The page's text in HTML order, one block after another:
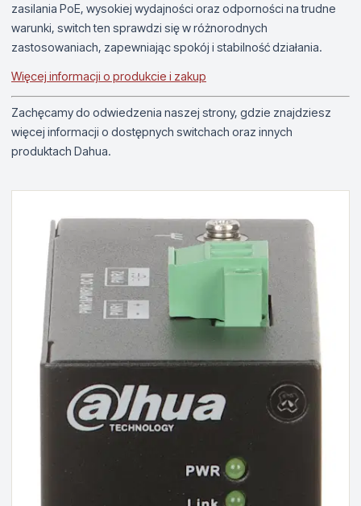
zasilania PoE, wysokiej wydajności oraz odporności na trudne
warunki, switch ten sprawdzi się w różnorodnych
zastosowaniach, zapewniając spokój i stabilność działania.
Więcej informacji o produkcie i zakup
Zachęcamy do odwiedzenia naszej strony, gdzie znajdziesz
więcej informacji o dostępnych switchach oraz innych
produktach Dahua.